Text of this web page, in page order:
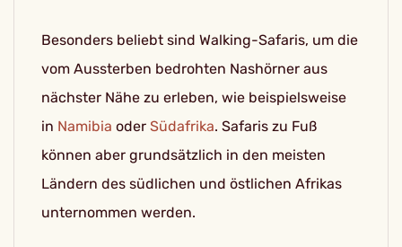
Besonders beliebt sind Walking-Safaris, um die
vom Aussterben bedrohten Nashörner aus
nächster Nähe zu erleben, wie beispielsweise
in Namibia oder Südafrika. Safaris zu Fuß
können aber grundsätzlich in den meisten
Ländern des südlichen und östlichen Afrikas
unternommen werden.